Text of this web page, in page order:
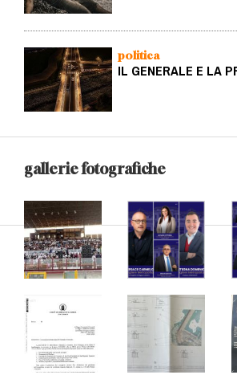
politica
IL GENERALE E LA
gallerie fotografiche